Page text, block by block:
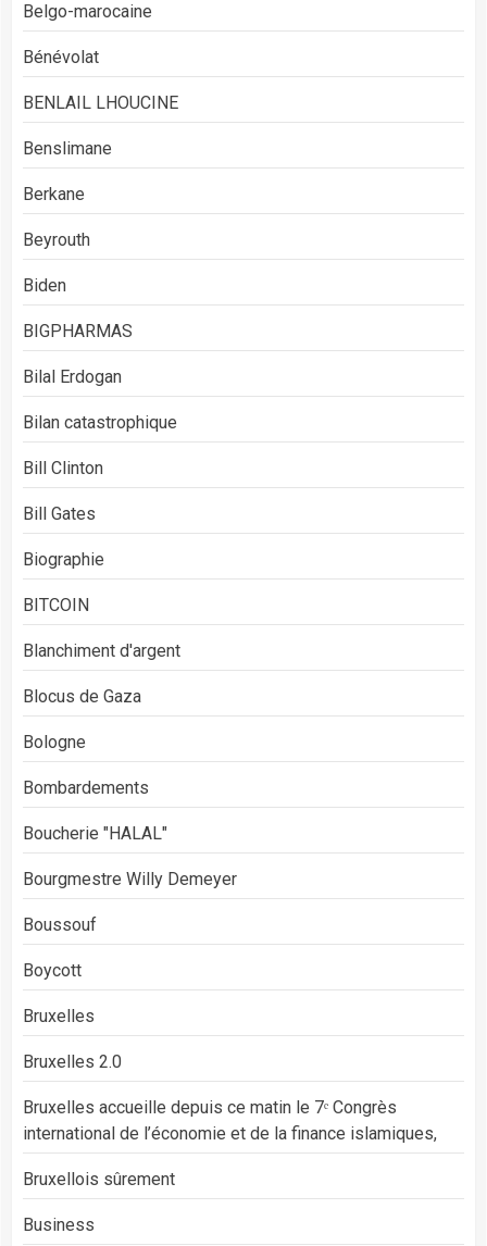
Belgo-marocaine
Bénévolat
BENLAIL LHOUCINE
Benslimane
Berkane
Beyrouth
Biden
BIGPHARMAS
Bilal Erdogan
Bilan catastrophique
Bill Clinton
Bill Gates
Biographie
BITCOIN
Blanchiment d'argent
Blocus de Gaza
Bologne
Bombardements
Boucherie "HALAL"
Bourgmestre Willy Demeyer
Boussouf
Boycott
Bruxelles
Bruxelles 2.0
Bruxelles accueille depuis ce matin le 7ᵉ Congrès
international de l’économie et de la finance islamiques,
Bruxellois sûrement
Business